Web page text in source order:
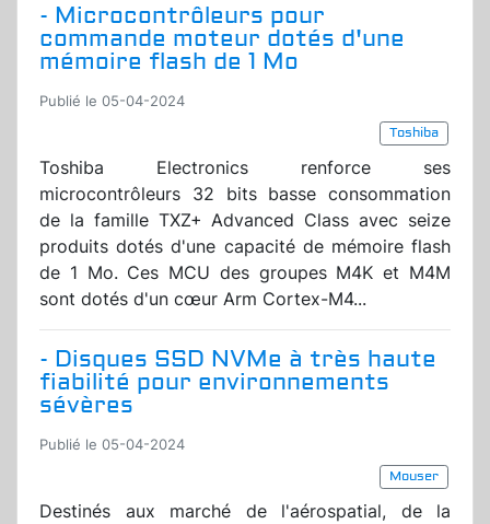
- Microcontrôleurs pour
commande moteur dotés d'une
mémoire flash de 1 Mo
Publié le 05-04-2024
Toshiba
Toshiba Electronics renforce ses
microcontrôleurs 32 bits basse consommation
de la famille TXZ+ Advanced Class avec seize
produits dotés d'une capacité de mémoire flash
de 1 Mo. Ces MCU des groupes M4K et M4M
sont dotés d'un cœur Arm Cortex-M4...
- Disques SSD NVMe à très haute
fiabilité pour environnements
sévères
Publié le 05-04-2024
Mouser
Destinés aux marché de l'aérospatial, de la